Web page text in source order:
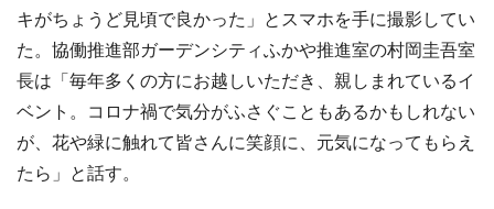
キがちょうど見頃で良かった」とスマホを手に撮影してい
た。協働推進部ガーデンシティふかや推進室の村岡圭吾室
長は「毎年多くの方にお越しいただき、親しまれているイ
ベント。コロナ禍で気分がふさぐこともあるかもしれない
が、花や緑に触れて皆さんに笑顔に、元気になってもらえ
たら」と話す。